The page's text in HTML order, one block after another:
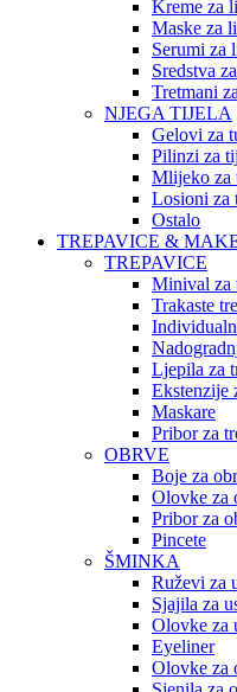
Kreme za
Maske za
Serumi za
Sredstva
Tretmani
NJEGA TIJELA
Gelovi za
Pilinzi za
Mlijeko za
Losioni za
Ostalo
TREPAVICE &
TREPAVICE
Minival za
Trakaste
Ljepila za
Ekstenzije
Maskare
Pribor za
OBRVE
Boje za
Olovke za
Pribor za
Pincete
ŠMINKA
Ruževi za
Sjajila za
Olovke za
Eyeliner
Olovke za